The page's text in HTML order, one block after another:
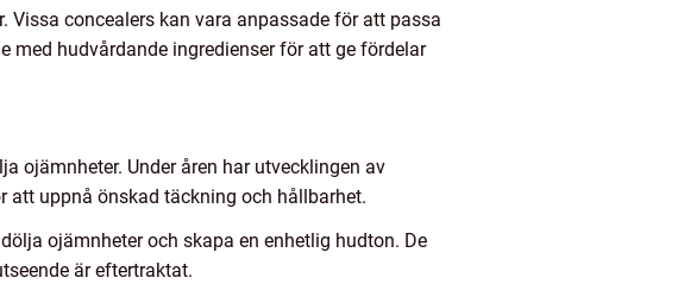
Vissa concealers kan vara anpassade för att passa
med hudvårdande ingredienser för att ge fördelar
ojämnheter. Under åren har utvecklingen av
uppnå önskad täckning och hållbarhet.
ojämnheter och skapa en enhetlig hudton. De
är eftertraktat.